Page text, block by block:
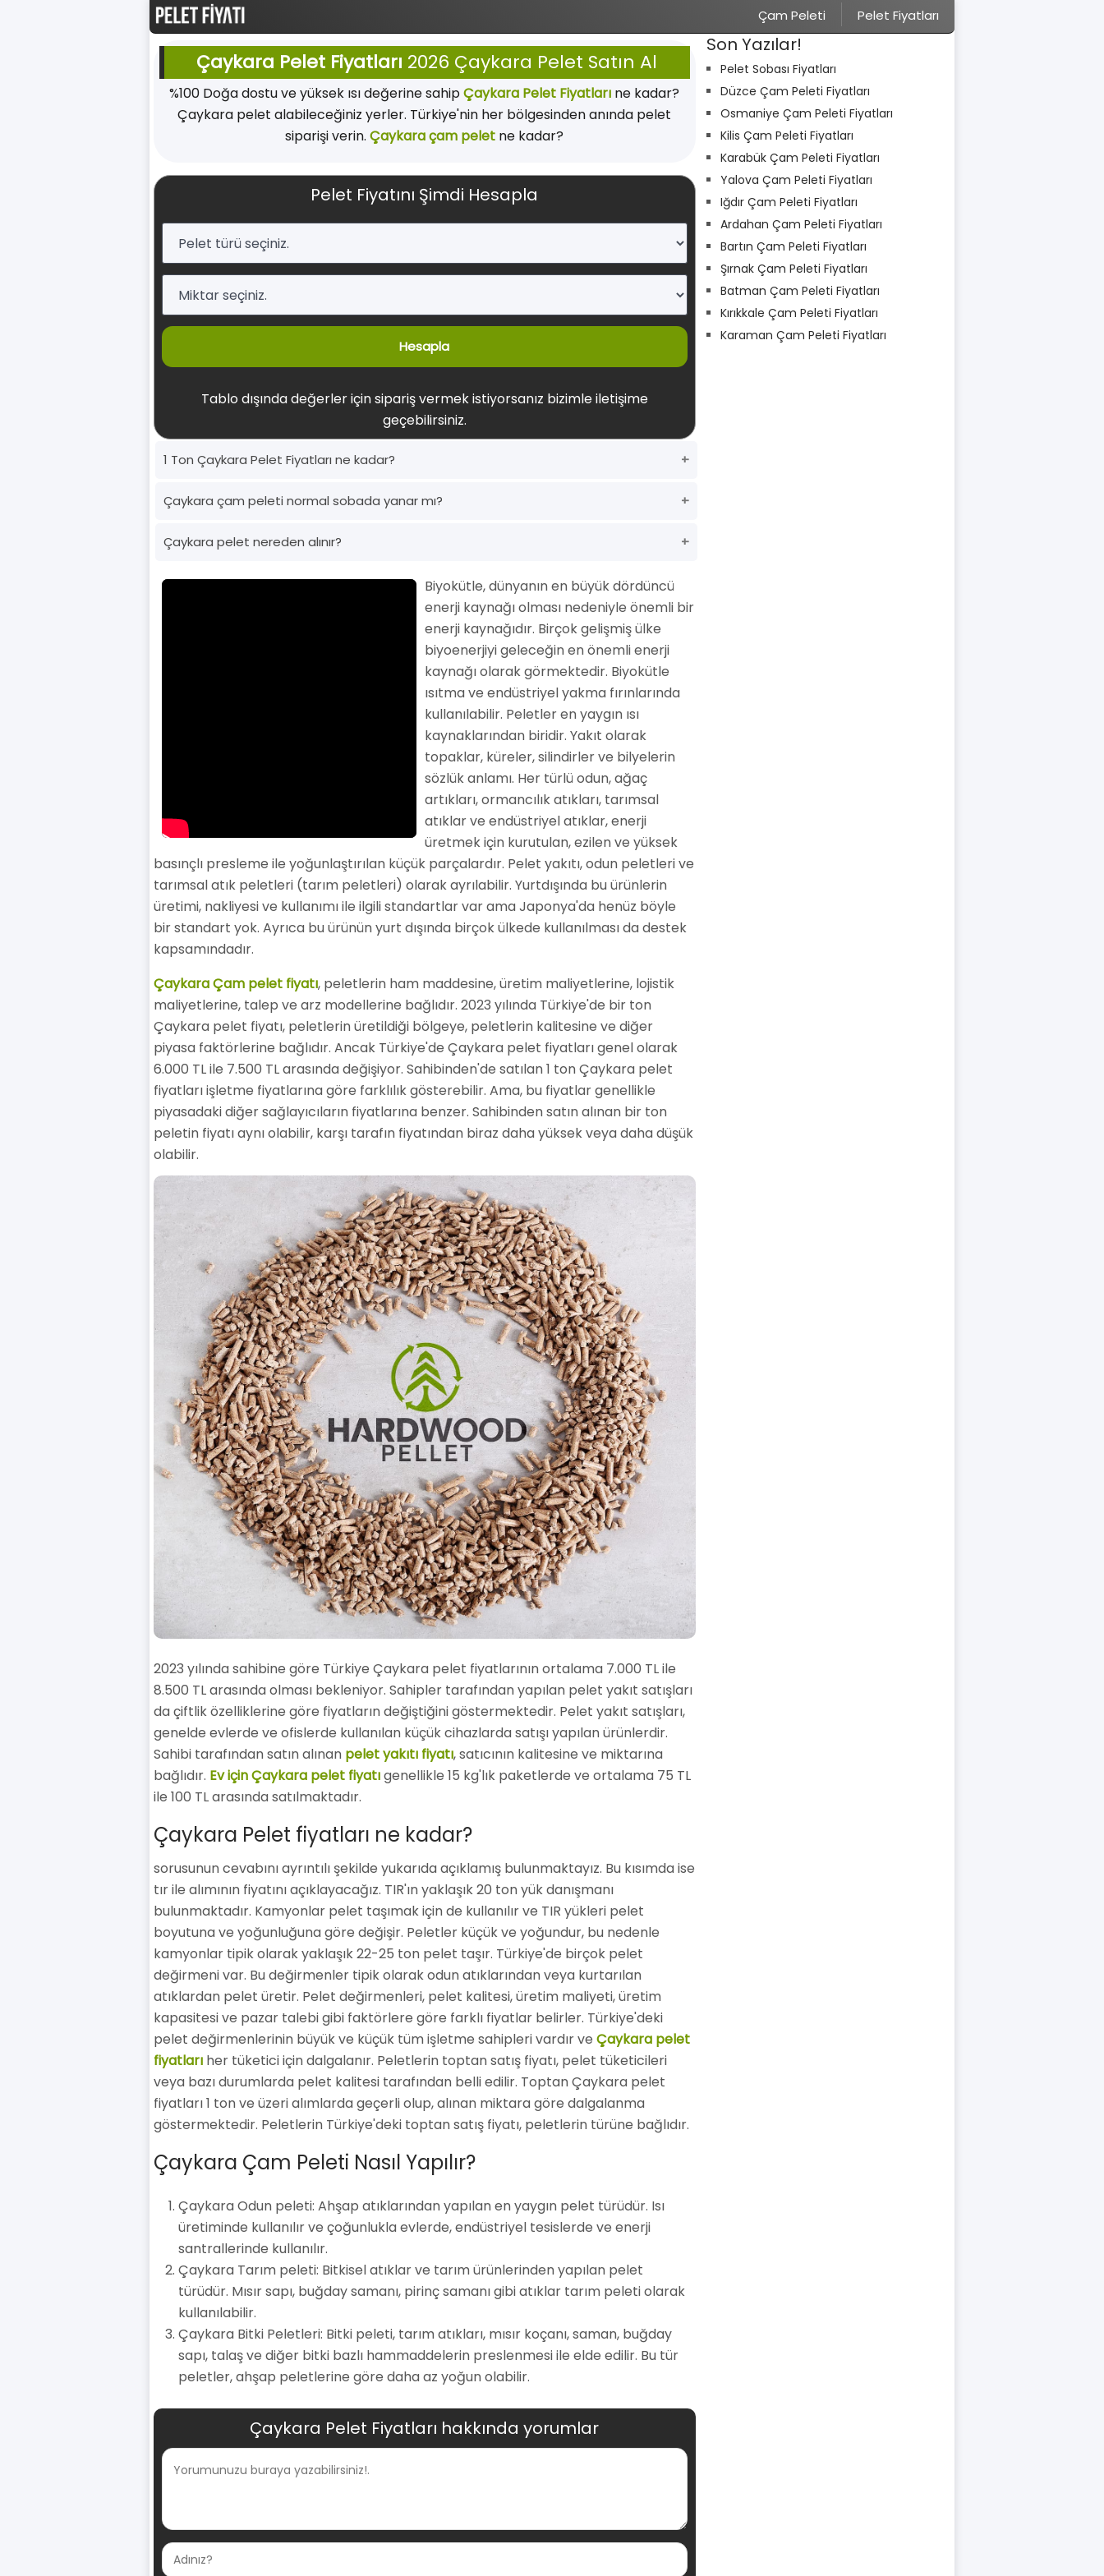
Çam Peleti Pelet Fiyatları
Çaykara Pelet Fiyatları 2026 Çaykara Pelet Satın Al
%100 Doğa dostu ve yüksek ısı değerine sahipÇaykara Pelet Fiyatları ne kadar?
Çaykara pelet alabileceğiniz yerler. Türkiye'nin her bölgesinden anında pelet
siparişi verin.Çaykara çam pelet ne kadar?
Pelet Fiyatını Şimdi Hesapla
Hesapla
Tablo dışında değerler için sipariş vermek istiyorsanız bizimle iletişime
geçebilirsiniz.
1 Ton Çaykara Pelet Fiyatları ne kadar?
Çaykara çam peleti normal sobada yanar mı?
Çaykara pelet nereden alınır?
Biyokütle, dünyanın en büyük dördüncü
enerji kaynağı olması nedeniyle önemli bir
enerji kaynağıdır. Birçok gelişmiş ülke
biyoenerjiyi geleceğin en önemli enerji
kaynağı olarak görmektedir. Biyokütle
ısıtma ve endüstriyel yakma fırınlarında
kullanılabilir. Peletler en yaygın ısı
kaynaklarından biridir. Yakıt olarak
topaklar, küreler, silindirler ve bilyelerin
sözlük anlamı. Her türlü odun, ağaç
artıkları, ormancılık atıkları, tarımsal
atıklar ve endüstriyel atıklar, enerji
üretmek için kurutulan, ezilen ve yüksek
basınçlı presleme ile yoğunlaştırılan küçük parçalardır. Pelet yakıtı, odun peletleri ve
tarımsal atık peletleri (tarım peletleri) olarak ayrılabilir. Yurtdışında bu ürünlerin
üretimi, nakliyesi ve kullanımı ile ilgili standartlar var ama Japonya'da henüz böyle
bir standart yok. Ayrıca bu ürünün yurt dışında birçok ülkede kullanılması da destek
kapsamındadır.
Çaykara Çam pelet fiyatı, peletlerin ham maddesine, üretim maliyetlerine, lojistik
maliyetlerine, talep ve arz modellerine bağlıdır. 2023 yılında Türkiye'de bir ton
Çaykara pelet fiyatı, peletlerin üretildiği bölgeye, peletlerin kalitesine ve diğer
piyasa faktörlerine bağlıdır. Ancak Türkiye'de Çaykara pelet fiyatları genel olarak
6.000 TL ile 7.500 TL arasında değişiyor. Sahibinden'de satılan 1 ton Çaykara pelet
fiyatları işletme fiyatlarına göre farklılık gösterebilir. Ama, bu fiyatlar genellikle
piyasadaki diğer sağlayıcıların fiyatlarına benzer. Sahibinden satın alınan bir ton
peletin fiyatı aynı olabilir, karşı tarafın fiyatından biraz daha yüksek veya daha düşük
olabilir.
2023 yılında sahibine göre Türkiye Çaykara pelet fiyatlarının ortalama 7.000 TL ile
8.500 TL arasında olması bekleniyor. Sahipler tarafından yapılan pelet yakıt satışları
da çiftlik özelliklerine göre fiyatların değiştiğini göstermektedir. Pelet yakıt satışları,
genelde evlerde ve ofislerde kullanılan küçük cihazlarda satışı yapılan ürünlerdir.
Sahibi tarafından satın alınan pelet yakıtı fiyatı, satıcının kalitesine ve miktarına
bağlıdır. Ev için Çaykara pelet fiyatıgenellikle 15 kg'lık paketlerde ve ortalama 75 TL
ile 100 TL arasında satılmaktadır.
Çaykara Pelet fiyatları ne kadar?
sorusunun cevabını ayrıntılı şekilde yukarıda açıklamış bulunmaktayız. Bu kısımda ise
tır ile alımının fiyatını açıklayacağız. TIR'ın yaklaşık 20 ton yük danışmanı
bulunmaktadır. Kamyonlar pelet taşımak için de kullanılır ve TIR yükleri pelet
boyutuna ve yoğunluğuna göre değişir. Peletler küçük ve yoğundur, bu nedenle
kamyonlar tipik olarak yaklaşık 22-25 ton pelet taşır. Türkiye'de birçok pelet
değirmeni var. Bu değirmenler tipik olarak odun atıklarından veya kurtarılan
atıklardan pelet üretir. Pelet değirmenleri, pelet kalitesi, üretim maliyeti, üretim
kapasitesi ve pazar talebi gibi faktörlere göre farklı fiyatlar belirler. Türkiye'deki
pelet değirmenlerinin büyük ve küçük tüm işletme sahipleri vardır ve Çaykara pelet
fiyatlarıher tüketici için dalgalanır. Peletlerin toptan satış fiyatı, pelet tüketicileri
veya bazı durumlarda pelet kalitesi tarafından belli edilir. Toptan Çaykara pelet
fiyatları 1 ton ve üzeri alımlarda geçerli olup, alınan miktara göre dalgalanma
göstermektedir. Peletlerin Türkiye'deki toptan satış fiyatı, peletlerin türüne bağlıdır.
Çaykara Çam Peleti Nasıl Yapılır?
Çaykara Odun peleti: Ahşap atıklarından yapılan en yaygın pelet türüdür. Isı
üretiminde kullanılır ve çoğunlukla evlerde, endüstriyel tesislerde ve enerji
santrallerinde kullanılır.
Çaykara Tarım peleti: Bitkisel atıklar ve tarım ürünlerinden yapılan pelet
türüdür. Mısır sapı, buğday samanı, pirinç samanı gibi atıklar tarım peleti olarak
kullanılabilir.
Çaykara Bitki Peletleri: Bitki peleti, tarım atıkları, mısır koçanı, saman, buğday
sapı, talaş ve diğer bitki bazlı hammaddelerin preslenmesi ile elde edilir. Bu tür
peletler, ahşap peletlerine göre daha az yoğun olabilir.
Çaykara Pelet Fiyatları hakkında yorumlar
Son Yazılar!
Pelet Sobası Fiyatları
Düzce Çam Peleti Fiyatları
Osmaniye Çam Peleti Fiyatları
Kilis Çam Peleti Fiyatları
Karabük Çam Peleti Fiyatları
Yalova Çam Peleti Fiyatları
Iğdır Çam Peleti Fiyatları
Ardahan Çam Peleti Fiyatları
Bartın Çam Peleti Fiyatları
Şırnak Çam Peleti Fiyatları
Batman Çam Peleti Fiyatları
Kırıkkale Çam Peleti Fiyatları
Karaman Çam Peleti Fiyatları